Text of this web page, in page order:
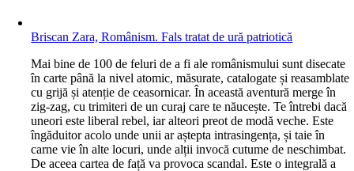
Briscan Zara, Românism. Fals tratat de ură patriotică
Mai bine de 100 de feluri de a fi ale românismului sunt disecate
în carte până la nivel atomic, măsurate, catalogate și reasamblate
cu grijă și atenție de ceasornicar. În această aventură merge în
zig-zag, cu trimiteri de un curaj care te năucește. Te întrebi dacă
uneori este liberal rebel, iar alteori preot de modă veche. Este
îngăduitor acolo unde unii ar aștepta intrasingența, și taie în
carne vie în alte locuri, unde alții invocă cutume de neschimbat.
De aceea cartea de față va provoca scandal. Este o integrală a